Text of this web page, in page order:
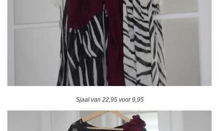
Sjaal van 22,95 voor 9,95